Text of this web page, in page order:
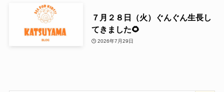
７月２８日（火）ぐんぐん生長し
てきました🌻
2026年7月29日